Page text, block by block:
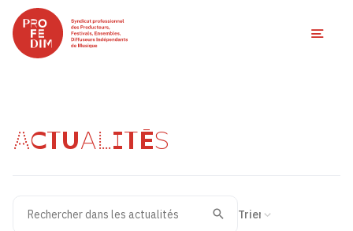
ACTUALITÉS
Recherche
Valider